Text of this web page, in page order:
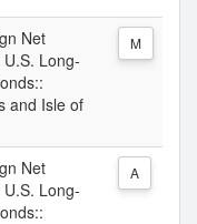
Net
Long-
and Isle of
M
Net
Long-
A